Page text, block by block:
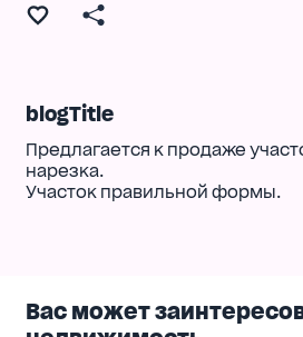
blogTitle
Предлагается к продаже
нарезка.
Участок правильной формы.
Вас может